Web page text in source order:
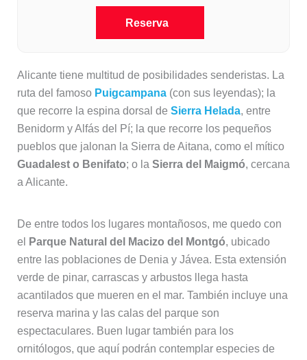
Reserva
Alicante tiene multitud de posibilidades senderistas. La
ruta del famoso Puigcampana(con sus leyendas); la
que recorre la espina dorsal de Sierra Helada, entre
Benidorm y Alfás del Pí; la que recorre los pequeños
pueblos que jalonan la Sierra de Aitana, como el mítico
Guadalest o Benifato; o la Sierra del Maigmó, cercana
a Alicante.
De entre todos los lugares montañosos, me quedo con
el
Parque Natural del Macizo del Montgó, ubicado
entre las poblaciones de Denia y Jávea. Esta extensión
verde de pinar, carrascas y arbustos llega hasta
acantilados que mueren en el mar. También incluye una
reserva marina y las calas del parque son
espectaculares. Buen lugar también para los
ornitólogos, que aquí podrán contemplar especies de